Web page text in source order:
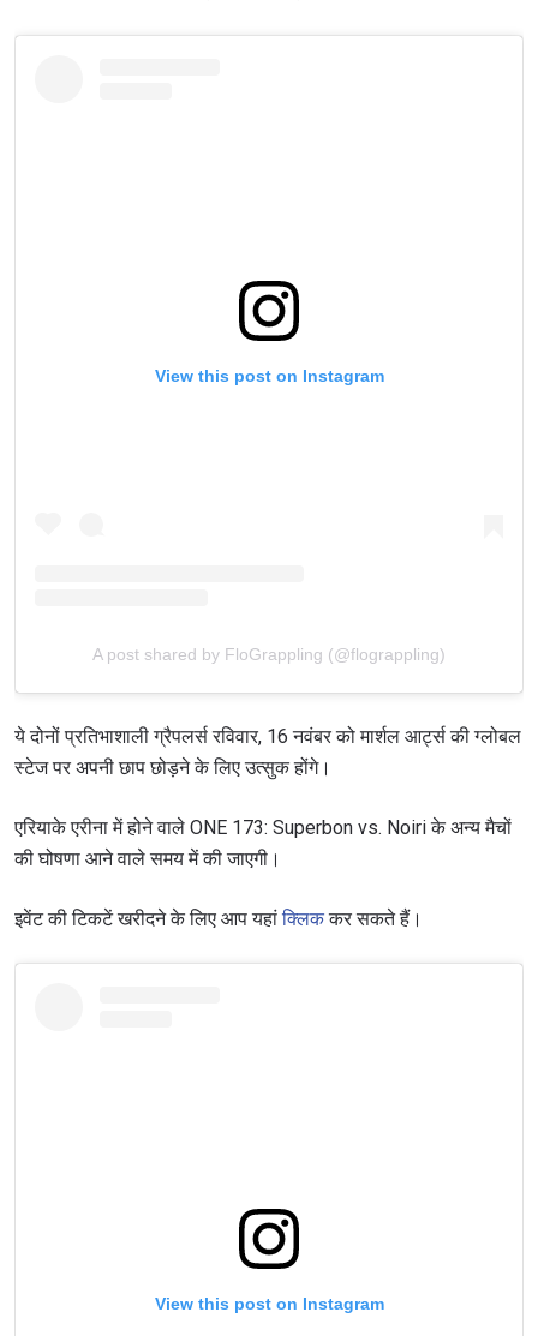
View this post on Instagram
A post shared by FloGrappling (@flograppling)
ये दोनों प्रतिभाशाली ग्रैपलर्स रविवार, 16 नवंबर को मार्शल आर्ट्स की ग्लोबल
स्टेज पर अपनी छाप छोड़ने के लिए उत्सुक होंगे।
एरियाके एरीना में होने वाले ONE 173: Superbon vs. Noiri के अन्य मैचों
की घोषणा आने वाले समय में की जाएगी।
इवेंट की टिकटें खरीदने के लिए आप यहांक्लिककर सकते हैं।
View this post on Instagram